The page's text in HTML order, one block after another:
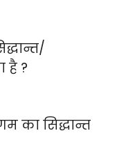
है ?
का सिद्धान्त